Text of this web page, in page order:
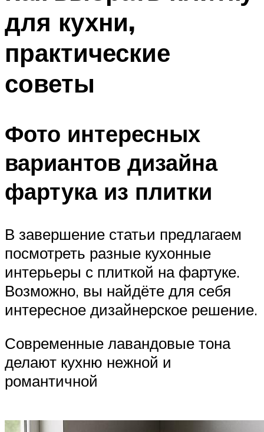
для кухни,
практические
советы
Фото интересных
вариантов дизайна
фартука из плитки
В завершение статьи предлагаем
посмотреть разные кухонные
интерьеры с плиткой на фартуке.
Возможно, вы найдёте для себя
интересное дизайнерское решение.
Современные лавандовые тона
делают кухню нежной и
романтичной